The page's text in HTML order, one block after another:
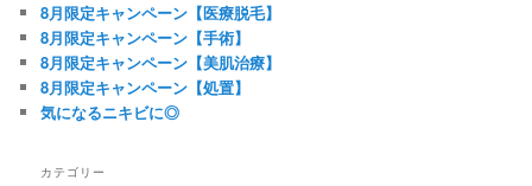
8月限定キャンペーン【医療脱毛】
8月限定キャンペーン【手術】
8月限定キャンペーン【美肌治療】
8月限定キャンペーン【処置】
気になるニキビに◎
カテゴリー